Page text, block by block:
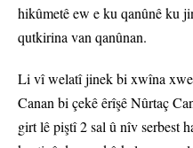
hikûmetê ew e ku qanûnê ku
qutkirina van qanûnan.
Li vî welatî jinek bi xwîna
Canan bi çekê êrîşê Nûrtaç
girt lê piştî 2 sal û nîv serbest